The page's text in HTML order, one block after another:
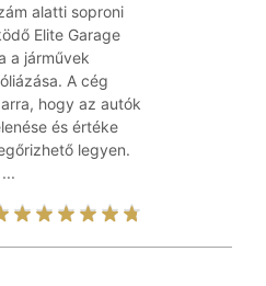
alatti soproni
Elite Garage
a járművek
A cég
hogy az autók
és értéke
legyen.